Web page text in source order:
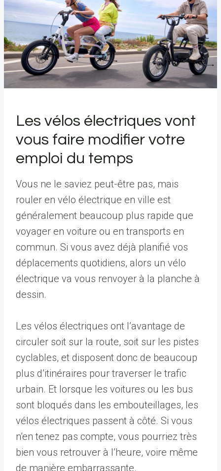
Les vélos électriques vont
vous faire modifier votre
emploi du temps
Vous ne le saviez peut-être pas, mais
rouler en vélo électrique en ville est
généralement beaucoup plus rapide que
voyager en voiture ou en transports en
commun. Si vous avez déjà planifié vos
déplacements quotidiens, alors un vélo
électrique va vous renvoyer à la planche à
dessin.
Les vélos électriques ont l’avantage de
circuler soit sur la route, soit sur les pistes
cyclables, et disposent donc de beaucoup
plus d’itinéraires pour traverser le trafic
urbain. Et lorsque les voitures ou les bus
sont bloqués dans les embouteillages, les
vélos électriques passent à côté. Si vous
n’en tenez pas compte, vous pourriez très
bien vous retrouver à l’heure, voire même
de manière embarrassante.